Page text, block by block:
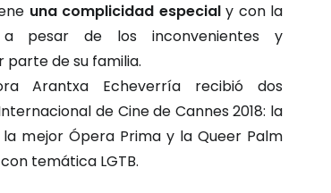
una complicidad especialy con la
pesar de los inconvenientes y
parte de su familia.
Arantxa Echeverría recibió dos
de Cine de Cannes 2018: la
mejor Ópera Prima y la Queer Palm
temática LGTB.